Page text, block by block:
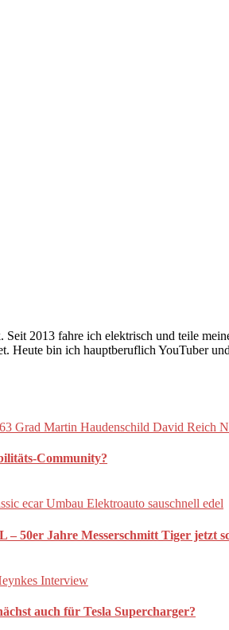
2013 fahre ich elektrisch und teile
Heute bin ich hauptberuflich YouTuber
Community?
50er Jahre Messerschmitt Tiger jetzt
auch für Tesla Supercharger?